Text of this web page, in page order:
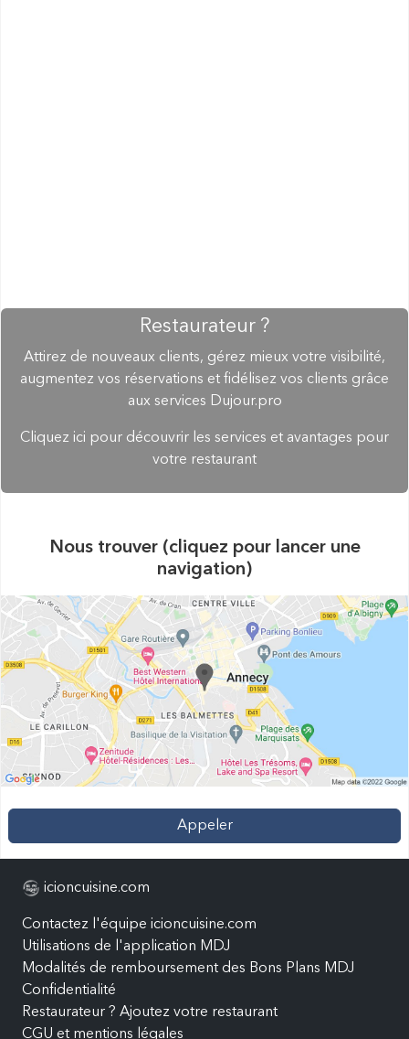
Restaurateur ?
Attirez de nouveaux clients, gérez mieux votre visibilité,
augmentez vos réservations et fidélisez vos clients grâce
aux services Dujour.pro
Cliquez ici pour découvrir les services et avantages pour
votre restaurant
Nous trouver (cliquez pour lancer une
navigation)
Appeler
icioncuisine.com
Contactez l'équipe icioncuisine.com
Utilisations de l'application MDJ
Modalités de remboursement des Bons Plans MDJ
Confidentialité
Restaurateur ? Ajoutez votre restaurant
CGU et mentions légales